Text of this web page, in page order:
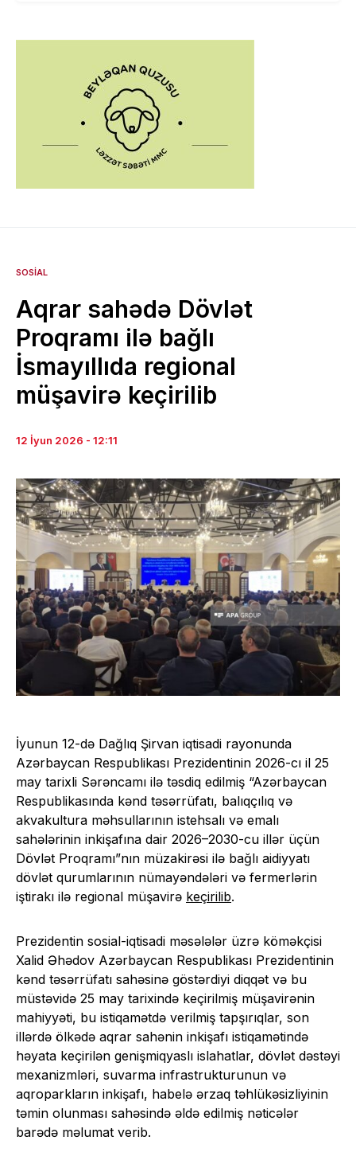
SOSIAL
Aqrar sahədə Dövlət
Proqramı ilə bağlı
İsmayıllıda regional
müşavirə keçirilib
12 İyun 2026 - 12:11
İyunun 12-də Dağlıq Şirvan iqtisadi rayonunda
Azərbaycan Respublikası Prezidentinin 2026-cı il 25
may tarixli Sərəncamı ilə təsdiq edilmiş “Azərbaycan
Respublikasında kənd təsərrüfatı, balıqçılıq və
akvakultura məhsullarının istehsalı və emalı
sahələrinin inkişafına dair 2026–2030-cu illər üçün
Dövlət Proqramı”nın müzakirəsi ilə bağlı aidiyyatı
dövlət qurumlarının nümayəndələri və fermerlərin
iştirakı ilə regional müşavirə keçirilib.
Prezidentin sosial-iqtisadi məsələlər üzrə köməkçisi
Xalid Əhədov Azərbaycan Respublikası Prezidentinin
kənd təsərrüfatı sahəsinə göstərdiyi diqqət və bu
müstəvidə 25 may tarixində keçirilmiş müşavirənin
mahiyyəti, bu istiqamətdə verilmiş tapşırıqlar, son
illərdə ölkədə aqrar sahənin inkişafı istiqamətində
həyata keçirilən genişmiqyaslı islahatlar, dövlət dəstəyi
mexanizmləri, suvarma infrastrukturunun və
aqroparkların inkişafı, habelə ərzaq təhlükəsizliyinin
təmin olunması sahəsində əldə edilmiş nəticələr
barədə məlumat verib.